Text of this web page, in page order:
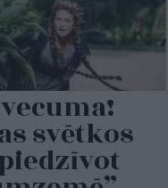
svētkos